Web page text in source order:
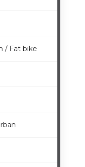
/ Fat bike